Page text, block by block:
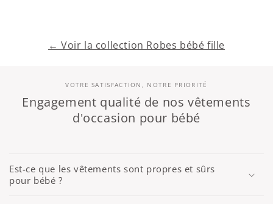
← Voir la collection Robes bébé fille
VOTRE SATISFACTION, NOTRE PRIORITÉ
Engagement qualité de nos vêtements
d'occasion pour bébé
Est-ce que les vêtements sont propres et sûrs
pour bébé ?